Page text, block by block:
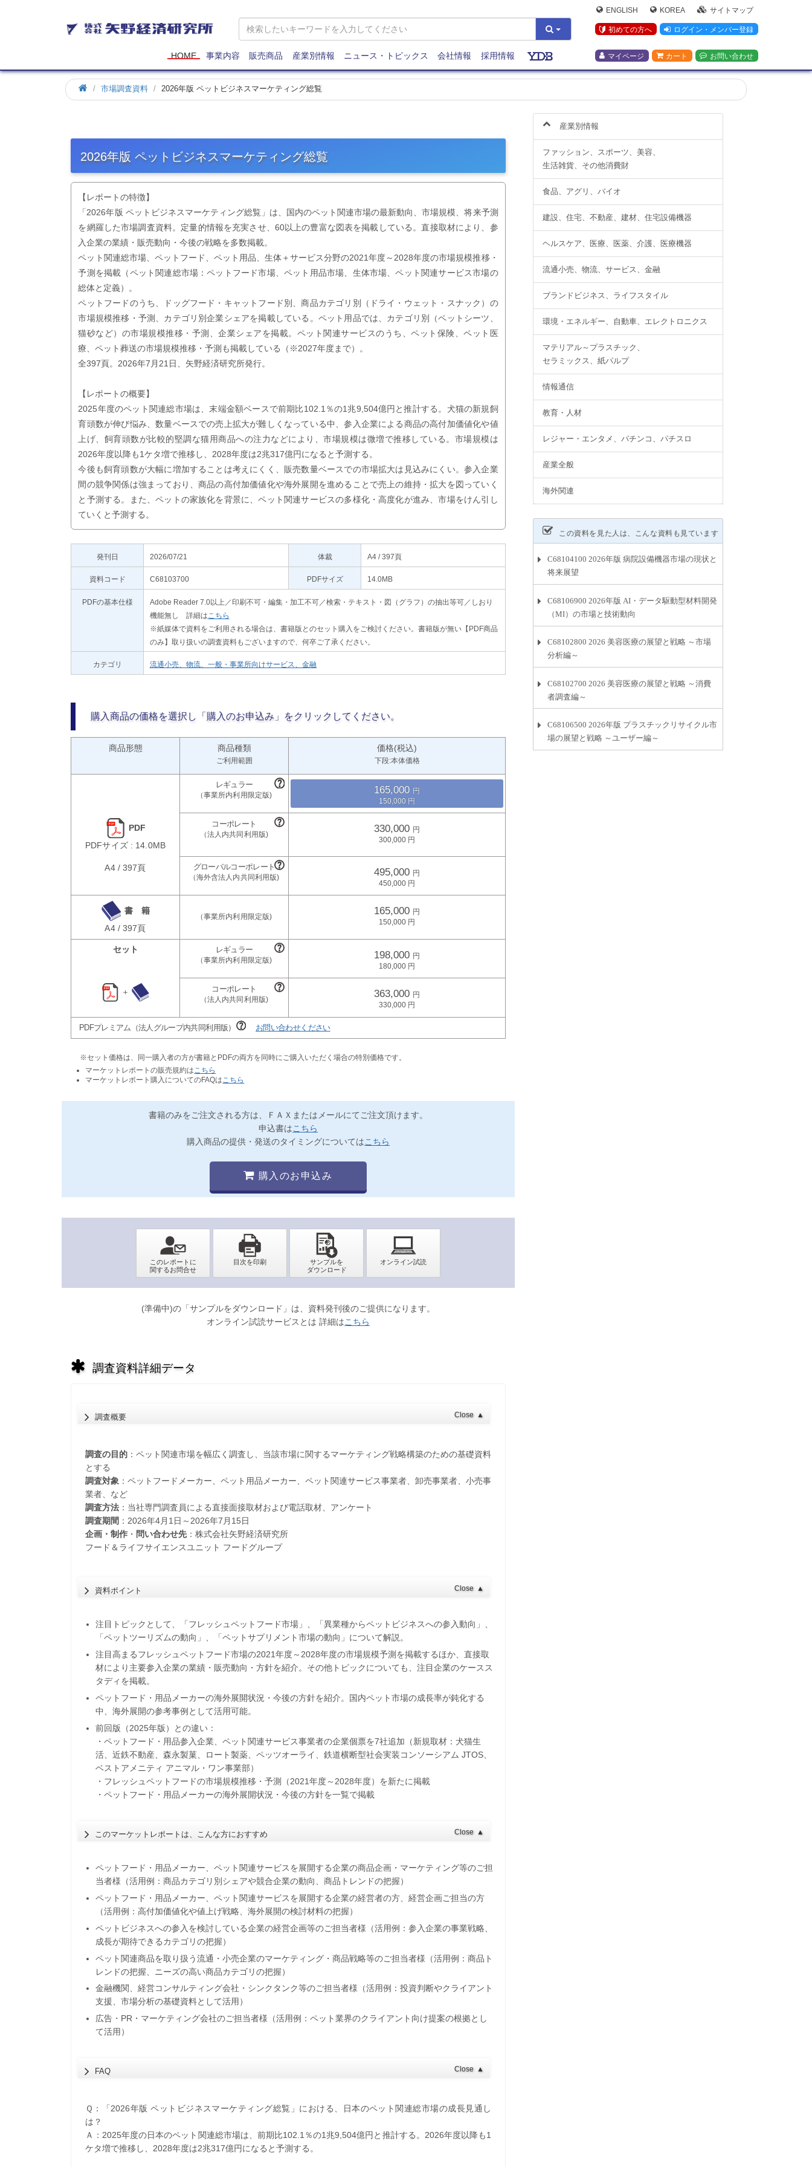
矢
野
研
究
所
ENGLISH KOREA サイトマップ
初めての方へ ログイン・メンバー登録
マイページ カート お問い合わせ
HOME 事業内容 販売商品 産業別情報 ニュース・トピックス 会社情報 採用情報
市場調査資料 2026年版 ペットビジネスマーケティング総覧
2026年版 ペットビジネスマーケティング総覧
【レポートの特徴】
「2026年版 ペットビジネスマーケティング総覧」は、国内のペット関連市場の最新動向、市場規模、将来予測
を網羅した市場調査資料。定量的情報を充実させ、60以上の豊富な図表を掲載している。直接取材により、参
入企業の業績・販売動向・今後の戦略を多数掲載。
ペット関連総市場、ペットフード、ペット用品、生体＋サービス分野の2021年度～2028年度の市場規模推移・
予測を掲載（ペット関連総市場：ペットフード市場、ペット用品市場、生体市場、ペット関連サービス市場の
総体と定義）。
ペットフードのうち、ドッグフード・キャットフード別、商品カテゴリ別（ドライ・ウェット・スナック）の
市場規模推移・予測、カテゴリ別企業シェアを掲載している。ペット用品では、カテゴリ別（ペットシーツ、
猫砂など）の市場規模推移・予測、企業シェアを掲載。ペット関連サービスのうち、ペット保険、ペット医
療、ペット葬送の市場規模推移・予測も掲載している（※2027年度まで）。
全397頁。2026年7月21日、矢野経済研究所発行。
【レポートの概要】
2025年度のペット関連総市場は、末端金額ベースで前期比102.1％の1兆9,504億円と推計する。犬猫の新規飼
育頭数が伸び悩み、数量ベースでの売上拡大が難しくなっている中、参入企業による商品の高付加価値化や値
上げ、飼育頭数が比較的堅調な猫用商品への注力などにより、市場規模は微増で推移している。市場規模は
2026年度以降も1ケタ増で推移し、2028年度は2兆317億円になると予測する。
今後も飼育頭数が大幅に増加することは考えにくく、販売数量ベースでの市場拡大は見込みにくい。参入企業
間の競争関係は強まっており、商品の高付加価値化や海外展開を進めることで売上の維持・拡大を図っていく
と予測する。また、ペットの家族化を背景に、ペット関連サービスの多様化・高度化が進み、市場をけん引し
ていくと予測する。
発刊日 2026/07/21 体裁 A4 / 397頁
資料コード C68103700 PDFサイズ 14.0MB
PDFの基本仕様
Adobe Reader 7.0以上／印刷不可・編集・加工不可／検索・テキスト・図（グラフ）の抽出等可／しおり
機能無し 詳細は こちら
※紙媒体で資料をご利用される場合は、書籍版とのセット購入をご検討ください。書籍版が無い【PDF商品
のみ】取り扱いの調査資料もございますので、何卒ご了承ください。
カテゴリ 流通小売、物流、一般・事業所向けサービス、金融
購入商品の価格を選択し「購入のお申込み」をクリックしてください。
商品形態 商品種類
ご利用範囲
価格(税込)
下段:本体価格
165,000
150,000
PDF
PDFサイズ : 14.0MB
330,000
300,000
A4 / 397頁 495,000
450,000
書 籍
A4 / 397頁
165,000
150,000
セット 198,000
180,000
＋ 363,000
330,000
PDFプレミアム（法人グループ内共同利用版） お問い合わせください
※セット価格は、同一購入者の方が書籍とPDFの両方を同時にご購入いただく場合の特別価格です。
マーケットレポートの販売規約は こちら
マーケットレポート購入についてのFAQは こちら
書籍のみをご注文される方は、ＦＡＸまたはメールにてご注文頂けます。
申込書はこちら
購入商品の提供・発送のタイミングについてはこちら
購入のお申込み
(準備中)の「サンプルをダウンロード」は、資料発刊後のご提供になります。
オンライン試読サービスとは 詳細はこちら
調査資料詳細データ
調査概要 Close ▲
調査の目的：ペット関連市場を幅広く調査し、当該市場に関するマーケティング戦略構築のための基礎資料
とする
調査対象 ：ペットフードメーカー、ペット用品メーカー、ペット関連サービス事業者、卸売事業者、小売事
業者、など
調査方法：当社専門調査員による直接面接取材および電話取材、アンケート
調査期間 ：2026年4月1日～2026年7月15日
企画・制作・ 問い合わせ先：株式会社矢野経済研究所
フード＆ライフサイエンスユニット フードグループ
資料ポイント Close ▲
注目トピックとして、「フレッシュペットフード市場」、「異業種からペットビジネスへの参入動向」、
「ペットツーリズムの動向」、「ペットサプリメント市場の動向」について解説。
注目高まるフレッシュペットフード市場の2021年度～2028年度の市場規模予測を掲載するほか、直接取
材により主要参入企業の業績・販売動向・方針を紹介。その他トピックについても、注目企業のケースス
タディを掲載。
ペットフード・用品メーカーの海外展開状況・今後の方針を紹介。国内ペット市場の成長率が鈍化する
中、海外展開の参考事例として活用可能。
前回版（2025年版）との違い：
・ペットフード・用品参入企業、ペット関連サービス事業者の企業個票を7社追加（新規取材：犬猫生
活、近鉄不動産、森永製菓、ロート製薬、ペッツオーライ、鉄道横断型社会実装コンソーシアム JTOS、
ベストアメニティ アニマル・ワン事業部）
・フレッシュペットフードの市場規模推移・予測（2021年度～2028年度）を新たに掲載
・ペットフード・用品メーカーの海外展開状況・今後の方針を一覧で掲載
このマーケットレポートは、こんな方におすすめ Close ▲
ペットフード・用品メーカー、ペット関連サービスを展開する企業の商品企画・マーケティング等のご担
当者様（活用例：商品カテゴリ別シェアや競合企業の動向、商品トレンドの把握）
ペットフード・用品メーカー、ペット関連サービスを展開する企業の経営者の方、経営企画ご担当の方
（活用例：高付加価値化や値上げ戦略、海外展開の検討材料の把握）
ペットビジネスへの参入を検討している企業の経営企画等のご担当者様（活用例：参入企業の事業戦略、
成長が期待できるカテゴリの把握）
ペット関連商品を取り扱う流通・小売企業のマーケティング・商品戦略等のご担当者様（活用例：商品ト
レンドの把握、ニーズの高い商品カテゴリの把握）
金融機関、経営コンサルティング会社・シンクタンク等のご担当者様（活用例：投資判断やクライアント
支援、市場分析の基礎資料として活用）
広告・PR・マーケティング会社のご担当者様（活用例：ペット業界のクライアント向け提案の根拠とし
て活用）
FAQ Close ▲
Ｑ：「2026年版 ペットビジネスマーケティング総覧」における、日本のペット関連総市場の成長見通し
は？
Ａ：2025年度の日本のペット関連総市場は、前期比102.1％の1兆9,504億円と推計する。2026年度以降も1
ケタ増で推移し、2028年度は2兆317億円になると予測する。
産業別情報
ファッション、スポーツ、美容、
生活雑貨、その他消費財
食品、アグリ、バイオ
建設、住宅、不動産、建材、住宅設備機器
ヘルスケア、医療、医薬、介護、医療機器
流通小売、物流、サービス、金融
ブランドビジネス、ライフスタイル
環境・エネルギー、自動車、エレクトロニクス
マテリアル～プラスチック、
セラミックス、紙パルプ
情報通信
教育・人材
レジャー・エンタメ、パチンコ、パチスロ
産業全般
海外関連
この資料を見た人は、こんな資料も見ています
C68104100 2026年版 病院設備機器市場の現状と
将来展望
C68106900 2026年版 AI・データ駆動型材料開発
（MI）の市場と技術動向
C68102800 2026 美容医療の展望と戦略 ～市場
分析編～
C68102700 2026 美容医療の展望と戦略 ～消費
者調査編～
C68106500 2026年版 プラスチックリサイクル市
場の展望と戦略 ～ユーザー編～